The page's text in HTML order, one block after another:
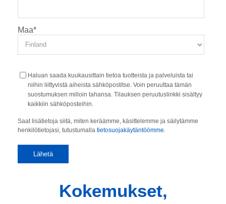
Maa*
Haluan saada kuukausittain tietoa tuotteista ja palveluista tai
niihin liittyvistä aiheista sähköpostitse. Voin peruuttaa tämän
suostumuksen milloin tahansa. Tilauksen peruutuslinkki sisältyy
kaikkiin sähköposteihin.
Saat lisätietoja siitä, miten keräämme, käsittelemme ja säilytämme
henkilötietojasi, tutustumalla tietosuojakäytäntöömme
Kokemukset,